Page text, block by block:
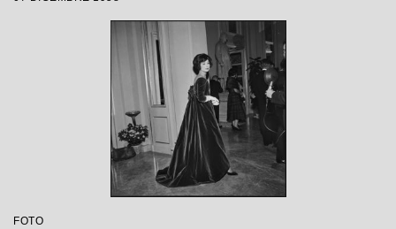
Votto con la regia di Margherita
FOTO